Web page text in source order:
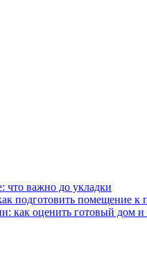
что важно до укладки
подготовить помещение к
как оценить готовый дом и